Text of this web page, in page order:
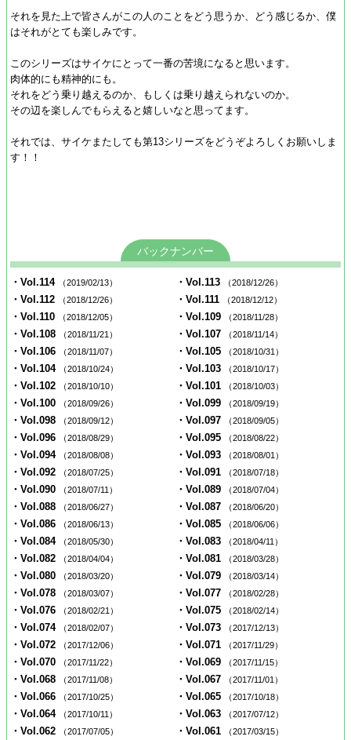
それを見た上で皆さんがこの人のことをどう思うか、どう感じるか、僕
はそれがとても楽しみです。
このシリーズはサイケにとって一番の苦境になると思います。
肉体的にも精神的にも。
それをどう乗り越えるのか、もしくは乗り越えられないのか。
その辺を楽しんでもらえると嬉しいなと思ってます。
それでは、サイケまたしても第13シリーズをどうぞよろしくお願いしま
す！！
バックナンバー
・Vol.114 （2019/02/13） ・Vol.113 （2018/12/26）
・Vol.112 （2018/12/26） ・Vol.111 （2018/12/12）
・Vol.110 （2018/12/05） ・Vol.109 （2018/11/28）
・Vol.108 （2018/11/21） ・Vol.107 （2018/11/14）
・Vol.106 （2018/11/07） ・Vol.105 （2018/10/31）
・Vol.104 （2018/10/24） ・Vol.103 （2018/10/17）
・Vol.102 （2018/10/10） ・Vol.101 （2018/10/03）
・Vol.100 （2018/09/26） ・Vol.099 （2018/09/19）
・Vol.098 （2018/09/12） ・Vol.097 （2018/09/05）
・Vol.096 （2018/08/29） ・Vol.095 （2018/08/22）
・Vol.094 （2018/08/08） ・Vol.093 （2018/08/01）
・Vol.092 （2018/07/25） ・Vol.091 （2018/07/18）
・Vol.090 （2018/07/11） ・Vol.089 （2018/07/04）
・Vol.088 （2018/06/27） ・Vol.087 （2018/06/20）
・Vol.086 （2018/06/13） ・Vol.085 （2018/06/06）
・Vol.084 （2018/05/30） ・Vol.083 （2018/04/11）
・Vol.082 （2018/04/04） ・Vol.081 （2018/03/28）
・Vol.080 （2018/03/20） ・Vol.079 （2018/03/14）
・Vol.078 （2018/03/07） ・Vol.077 （2018/02/28）
・Vol.076 （2018/02/21） ・Vol.075 （2018/02/14）
・Vol.074 （2018/02/07） ・Vol.073 （2017/12/13）
・Vol.072 （2017/12/06） ・Vol.071 （2017/11/29）
・Vol.070 （2017/11/22） ・Vol.069 （2017/11/15）
・Vol.068 （2017/11/08） ・Vol.067 （2017/11/01）
・Vol.066 （2017/10/25） ・Vol.065 （2017/10/18）
・Vol.064 （2017/10/11） ・Vol.063 （2017/07/12）
・Vol.062 （2017/07/05） ・Vol.061 （2017/03/15）